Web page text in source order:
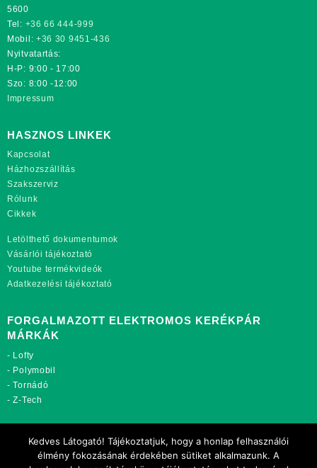
5600
Tel: +36 66 444-999
Mobil: +36 30 9451-436
Nyitvatartás:
H-P: 9:00 - 17:00
Szo: 8:00 -12:00
Impressum
HASZNOS LINKEK
Kapcsolat
Házhozszállítás
Szakszerviz
Rólunk
Cikkek
Letölthető dokumentumok
Vásárlói tájékoztató
Youtube termékvideók
Adatkezelési tájékoztató
FORGALMAZOTT ELEKTROMOS KERÉKPÁR
MÁRKÁK
- Lofty
- Polymobil
-Tornádó
-Z-Tech
rekordmobil.hu
rekordmotor.hu
Kedves Látogató! Tájékoztatjuk, hogy a honlap felhasználói
élmény fokozásának érdekében sütiket alkalmazunk. A